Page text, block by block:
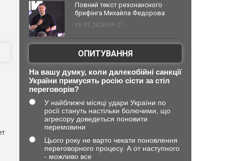
Повний текст резонансного
брифінга Михайла Федорова
18.07.2026 09:27
ОПИТУВАННЯ
На вашу думку, коли далекобійні санкції
України примусять росію сісти за стіл
переговорів?
У найближчі місяці удари України по
росії стануть настільки болючими, що
агресору доведеться поновити
перемовини
Цього року не варто чекати поновлення
переговорного процесу. А от наступного
- можливо все